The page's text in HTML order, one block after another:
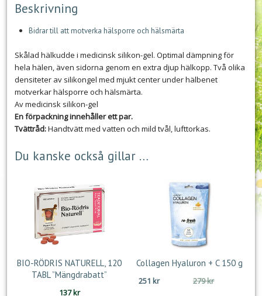
Beskrivning
Bidrar till att motverka hälsporre och hälsmärta
Skålad hälkudde i medicinsk silikon-gel. Optimal dämpning för
hela hälen, även sidorna genom en extra djup hälkopp. Två olika
densiteter av silikongel med mjukt center under hälbenet
motverkar hälsporre och hälsmärta.
Av medicinsk silikon-gel
En förpackning innehåller ett par.
Tvättråd:Handtvätt med vatten och mild tvål, lufttorkas.
Du kanske också gillar …
BIO-RÖDRIS NATURELL, 120
TABL ”Mängdrabatt”
137kr
Collagen Hyaluron + C 150 g
279krDet
251kr
Det